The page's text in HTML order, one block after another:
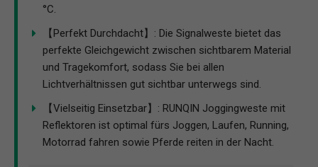
°C.
【Perfekt Durchdacht】: Die Signalweste bietet das
perfekte Gleichgewicht zwischen sichtbarem Material
und Tragekomfort, sodass Sie bei allen
Lichtverhältnissen gut sichtbar unterwegs sind.
【Vielseitig Einsetzbar】: RUNQIN Joggingweste mit
Reflektoren ist optimal fürs Joggen, Laufen, Running,
Motorrad fahren sowie Pferde reiten in der Nacht.